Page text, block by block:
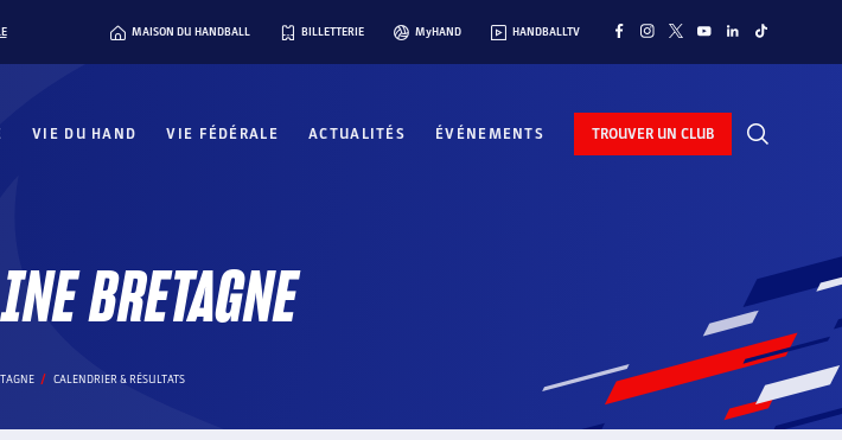
MAISON DU HANDBALL BILLETTERIE MyHAND HANDBALLTV
VIE DU HAND VIE FÉDÉRALE ACTUALITÉS ÉVÉNEMENTS TROUVER UN CLUB
BRETAGNE
CALENDRIER & RÉSULTATS